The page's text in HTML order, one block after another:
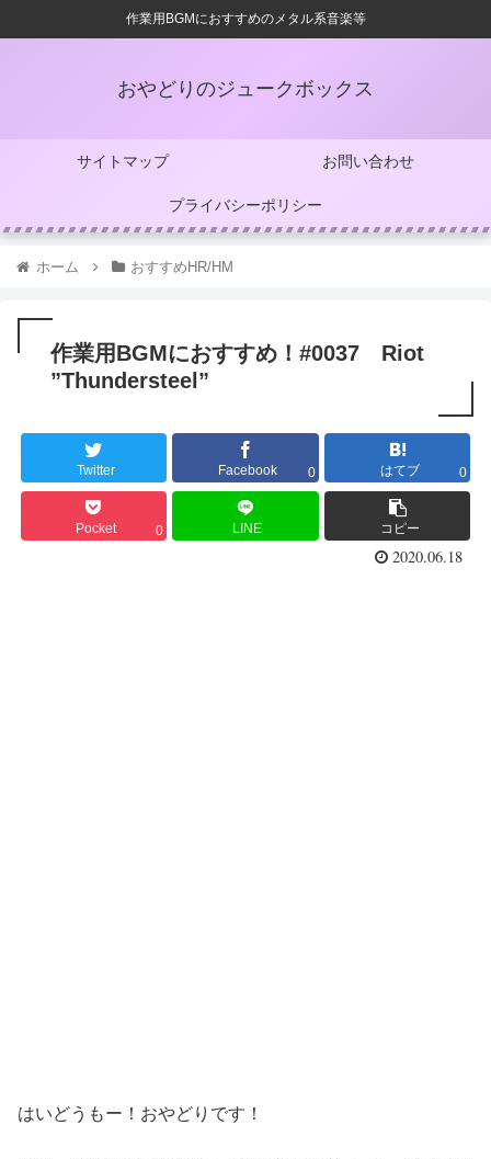
作業用BGMにおすすめのメタル系音楽等
おやどりのジュークボックス
サイトマップ お問い合わせ
プライバシーポリシー
ホーム おすすめHR/HM
作業用BGMにおすすめ！#0037 Riot
”Thundersteel”
Twitter Facebook 0 はてブ 0
Pocket 0 LINE コピー
2020.06.18
はいどうもー！おやどりです！